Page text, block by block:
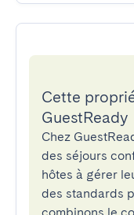
Cette
GuestReady
Chez
des séjours
hôtes à gérer
des standards